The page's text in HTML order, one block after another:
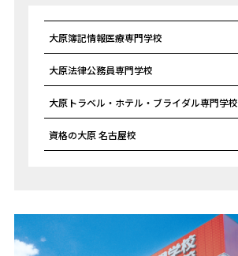
大原簿記情報医療専門学校
大原法律公務員専門学校
大原トラベル・ホテル・ブライダル専門学校
資格の大原 名古屋校